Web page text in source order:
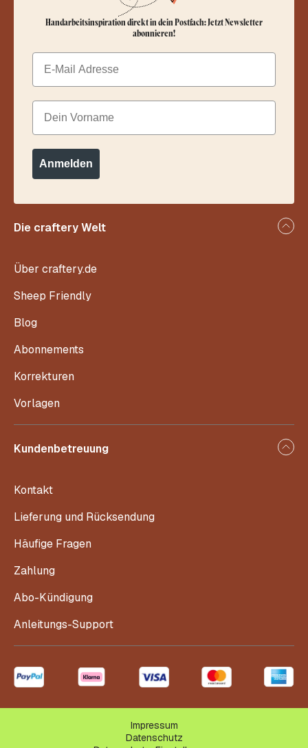
Die craftery Welt
Über craftery.de
Sheep Friendly
Blog
Abonnements
Korrekturen
Vorlagen
Kundenbetreuung
Kontakt
Lieferung und Rücksendung
Häufige Fragen
Zahlung
Abo-Kündigung
Anleitungs-Support
Handarbeitsinspiration direkt in dein Postfach: Jetzt Newsletter
abonnieren!
Email
Dein Vorname
Anmelden
Impressum
Datenschutz